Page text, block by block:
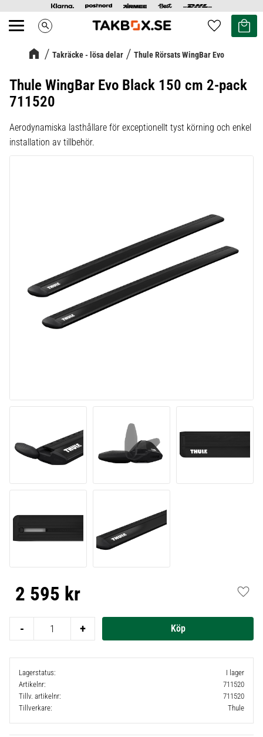
Meny search Favoriter
Kundvagn
Takräcke - lösa delar Thule Rörsats WingBar Evo
Thule WingBar Evo Black 150 cm 2-pack
711520
Aerodynamiska lasthållare för exceptionellt tyst körning och enkel
installation av tillbehör.
2 595 kr
+
-
Lagerstatus
I lager
Artikelnr
711520
Tillv. artikelnr
711520
Tillverkare
Thule